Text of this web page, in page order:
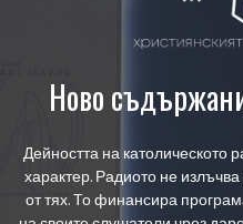
Ново
Дейността на католическото
характер. Радиото не
от тях. То финансира